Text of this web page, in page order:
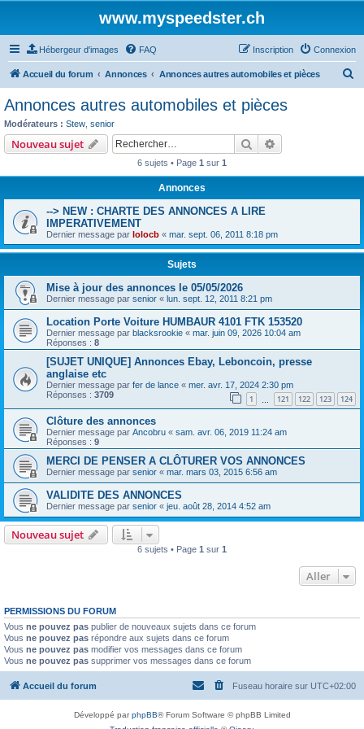
www.myspeedster.ch
Hébergeur d'images FAQ Connexion
Inscription
Accueil du forum Annonces Annonces autres automobiles et pièces
r
Annonces autres automobiles et pièces
Modérateurs : Stew senior
Nouveau sujet Rechercher
6 sujets • Page 1 sur 1
Annonces
--> NEW : CHARTE DES ANNONCES A LIRE
IMPERATIVEMENT
Dernier message par lolocb « mar. sept. 06, 2011 8:18 pm
Sujets
Mise à jour des annonces le 05/05/2026
Dernier message par senior « lun. sept. 12, 2011 8:21 pm
Location Porte Voiture HUMBAUR 4101 FTK 153520
Dernier message par blacksrookie « mar. juin 09, 2026 10:04 am
Réponses : 8
[SUJET UNIQUE] Annonces Ebay, Leboncoin, presse
anglaise etc
Dernier message par fer de lance « mer. avr. 17, 2024 2:30 pm
Réponses : 3709 1 121 122 123 124
Clôture des annonces
Dernier message par Ancobru « sam. avr. 06, 2019 11:24 am
Réponses : 9
MERCI DE PENSER A CLÔTURER VOS ANNONCES
Dernier message par senior « mar. mars 03, 2015 6:56 am
VALIDITE DES ANNONCES
Dernier message par senior « jeu. août 28, 2014 4:52 am
Nouveau sujet
6 sujets • Page 1 sur 1
Aller
PERMISSIONS DU FORUM
Vous ne pouvez pas publier de nouveaux sujets dans ce forum
Vous ne pouvez pas répondre aux sujets dans ce forum
Vous ne pouvez pas modifier vos messages dans ce forum
Vous ne pouvez pas supprimer vos messages dans ce forum
Accueil du forum Fuseau horaire sur UTC+02:00
Développé parphpBB® Forum Software © phpBB Limited